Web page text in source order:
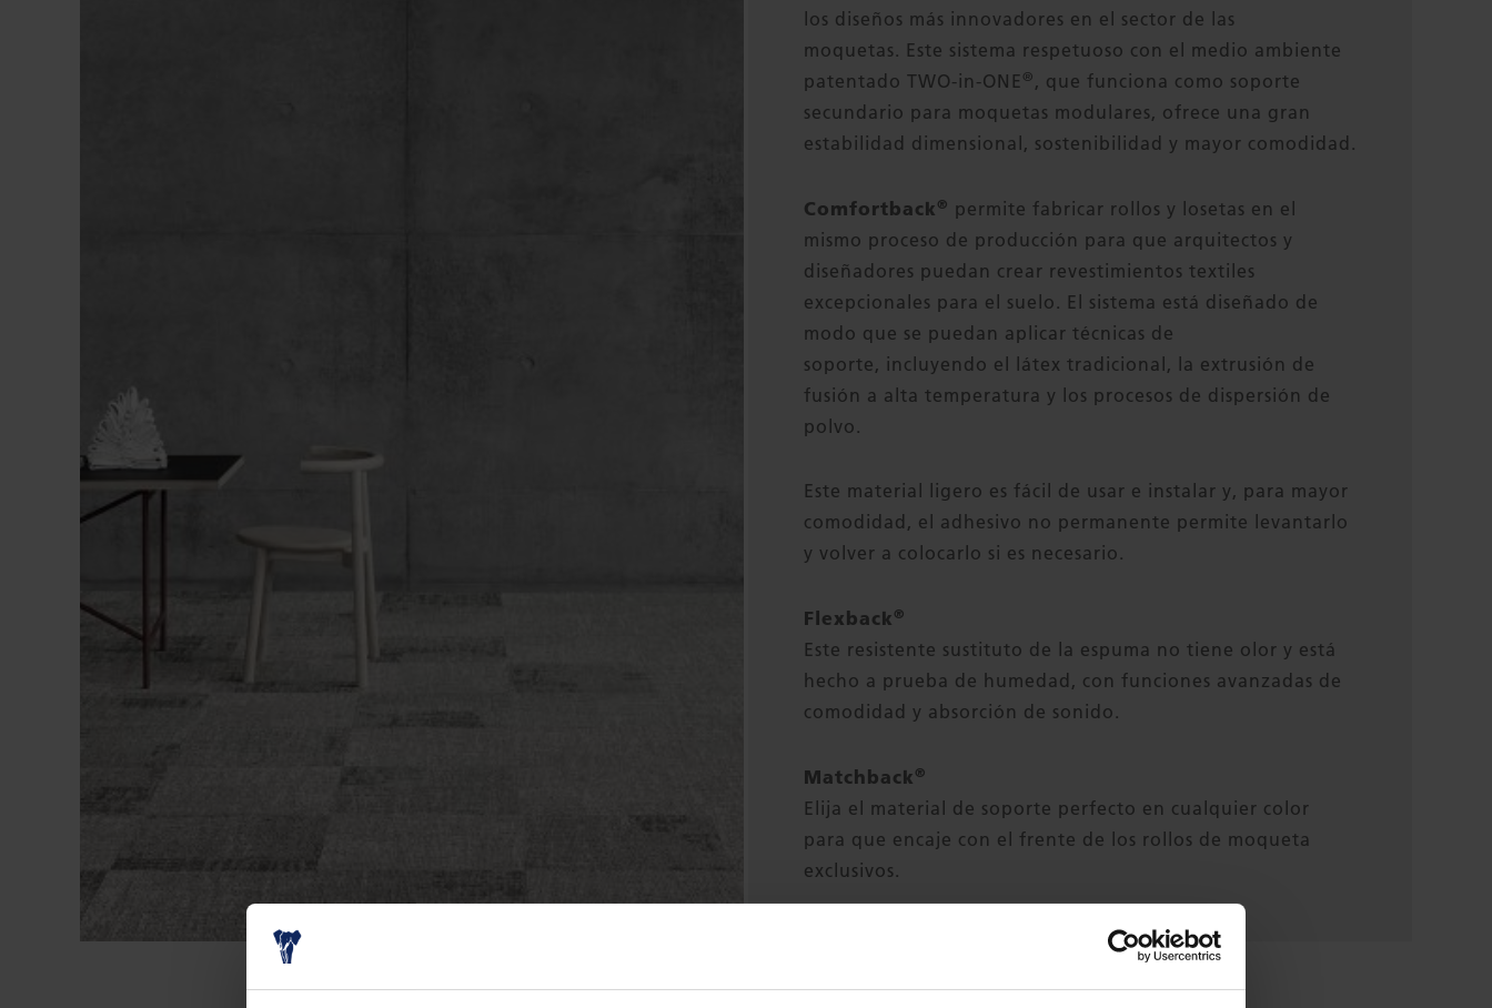
los diseños más innovadores en el sector de las
moquetas. Este sistema respetuoso con el medio ambiente
patentado TWO-in-ONE ® , que funciona como soporte
secundario para moquetas modulares, ofrece una gran
estabilidad dimensional, sostenibilidad y mayor comodidad.
Comfortback ® permite fabricar rollos y losetas en el
mismo proceso de producción para que arquitectos y
diseñadores puedan crear revestimientos textiles
excepcionales para el suelo. El sistema está diseñado de
modo que se puedan aplicar técnicas de
soporte, incluyendo el látex tradicional, la extrusión de
fusión a alta temperatura y los procesos de dispersión de
polvo.
Este material ligero es fácil de usar e instalar y, para mayor
comodidad, el adhesivo no permanente permite levantarlo
y volver a colocarlo si es necesario.
Flexback ®
Este resistente sustituto de la espuma no tiene olor y está
hecho a prueba de humedad, con funciones avanzadas de
comodidad y absorción de sonido.
Matchback ®
Elija el material de soporte perfecto en cualquier color
para que encaje con el frente de los rollos de moqueta
exclusivos.